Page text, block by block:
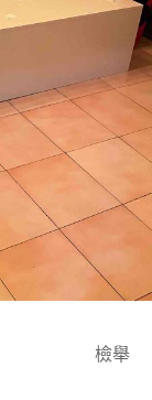
檢舉